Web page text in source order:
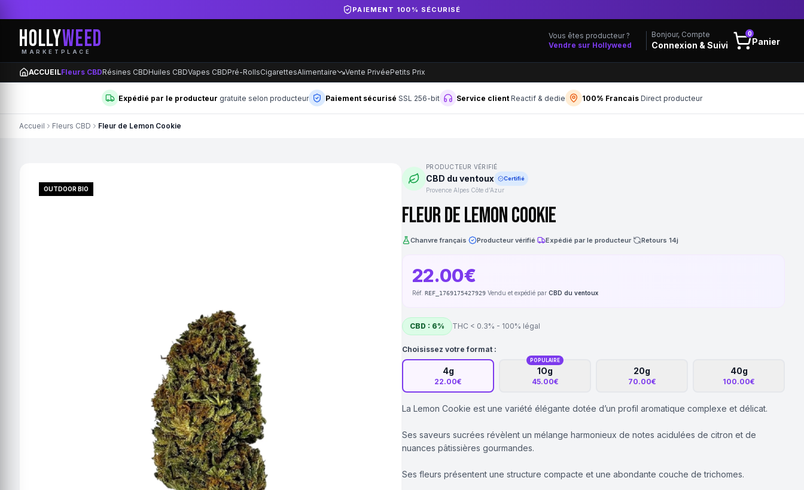
DIRECT PRODUCTEUR FRANÇAIS
HOLLYWEED
MARKETPLACE
Vous êtes producteur ?
Vendre sur Hollyweed
Bonjour, Compte
Connexion & Suivi
0
Panier
ACCUEILFleurs CBDRésines CBDHuiles CBDVapes CBDPré-RollsCigarettesAlimentaire Vente PrivéePetits Prix
Expédié par le producteur gratuite selon producteur Paiement sécurisé SSL 256-bit Service client Reactif & dedie 100% Francais Direct producteur
Accueil Fleurs CBD Fleur de Lemon Cookie
OUTDOOR BIO
PRODUCTEUR VÉRIFIÉ
CBD du ventoux Certifié
Provence Alpes Côte d’Azur
Fleur de Lemon Cookie
Chanvre français Producteur vérifié Expédié par le producteur· Retours 14j
22.00€
Réf. REF_1769175427929 Vendu et expédié par CBD du ventoux
CBD : 6% THC < 0.3% - 100% légal
Choisissez votre format :
4g
22.00€
POPULAIRE
1Og
45.00€
20g
70.00€
40g
100.00€
La Lemon Cookie est une variété élégante dotée d’un profil aromatique complexe et délicat.
Ses saveurs sucrées révèlent un mélange harmonieux de notes acidulées de citron et de
nuances pâtissières gourmandes.
Ses fleurs présentent une structure compacte et une abondante couche de trichomes.